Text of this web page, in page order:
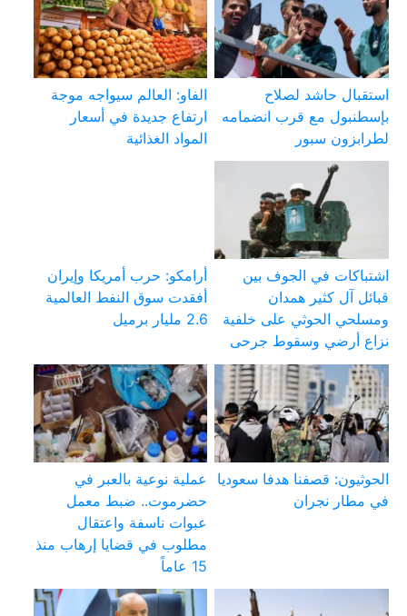
استقبال حاشد لصلاح
بإسطنبول مع قرب انضمامه
لطرابزون سبور
الفاو: العالم سيواجه موجة
ارتفاع جديدة في أسعار
المواد الغذائية
اشتباكات في الجوف بين
قبائل آل كثير همدان
ومسلحي الحوثي على خلفية
نزاع أرضي وسقوط جرحى
أرامكو: حرب أمريكا وإيران
أفقدت سوق النفط العالمية
2.6 مليار برميل
الحوثيون: قصفنا هدفا سعوديا
في مطار نجران
عملية نوعية بالعبر في
حضرموت.. ضبط معمل
عبوات ناسفة واعتقال
مطلوب في قضايا إرهاب منذ
15 عاماً